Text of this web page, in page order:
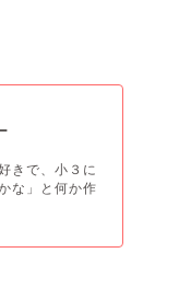
きで、小３に
な」と何か作